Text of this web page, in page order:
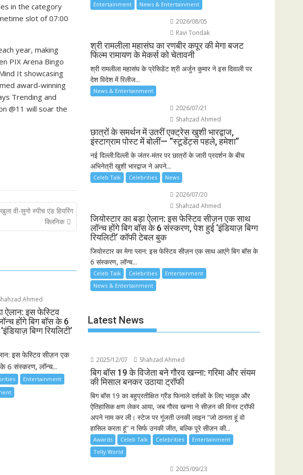
in the category
slot of 07:00
year, making
PIX Arena Bingo
It showcasing
award-winning
Trending and
@11 will soar the
वी-सुनो स्पीच एंड हियरिंग
क्लिनिक
Ahmed
ऐलान: इस फेस्टिव
होंगे बिग बॉस के 6
बिग्ग रियलिटी’
इस फेस्टिव सीज़न एक
6 संस्करण, लॉन्च...
Entertainment
Entertainment News & Entertainment
2026/08/05
Ravi Tondak
श्री रामलीला महासंघ का रणबीर कपूर की मेगा बजट
फिल्म रामायण के मेकर्स को चेतावनी
श्री रामलीला महासंघ के प्रेसिडेंट श्री अर्जुन कुमार ने इस दिवाली पर
देश विदेश में रिलीज...
News & Entertainment
2026/07/21
Shahzad Ahmed
छात्रों के समर्थन में उतरीं एक्ट्रेस खुशी भारद्वाज,
इंस्टाग्राम पोस्ट में बोलीं— “स्टूडेंट्स पहले, हमेशा”
नई दिल्ली:दिल्ली के जंतर-मंतर पर छात्रों के जारी प्रदर्शन के बीच
अभिनेत्री खुशी भारद्वाज ने अपने...
Celeb Talk Celebrities News
2026/07/20
Shahzad Ahmed
जियोस्टार का बड़ा ऐलान: इस फेस्टिव सीज़न एक साथ
लॉन्च होंगे बिग बॉस के 6 संस्करण, पेश हुई ‘इंडियाज़ बिग्ग
रियलिटी’ कॉफी टेबल बुक
जियोस्टार का मेगा प्लान: इस फेस्टिव सीज़न एक साथ आएंगे बिग बॉस के
6 संस्करण, लॉन्च...
Celeb Talk Celebrities
Entertainment
News & Entertainment
Latest News
2025/12/07 Shahzad Ahmed
बिग बॉस 19 के विजेता बने गौरव खन्ना: गरिमा और संयम
की मिसाल बनकर उठाया ट्रॉफी
बिग बॉस 19 का बहुप्रतीक्षित ग्रैंड फिनाले दर्शकों के लिए भावुक और
ऐतिहासिक क्षण लेकर आया, जब गौरव खन्ना ने सीज़न की विनर ट्रॉफी
अपने नाम कर ली। स्टेज पर गूंजती उनकी लाइन “जो ठानता हूं वो
हासिल करता हूं” न सिर्फ उनकी जीत, बल्कि पूरे सीज़न की...
Awards Celeb Talk Celebrities
Entertainment
Telly World
2025/09/23